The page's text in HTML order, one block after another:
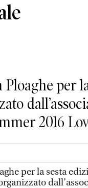
per
2016
per la sesta